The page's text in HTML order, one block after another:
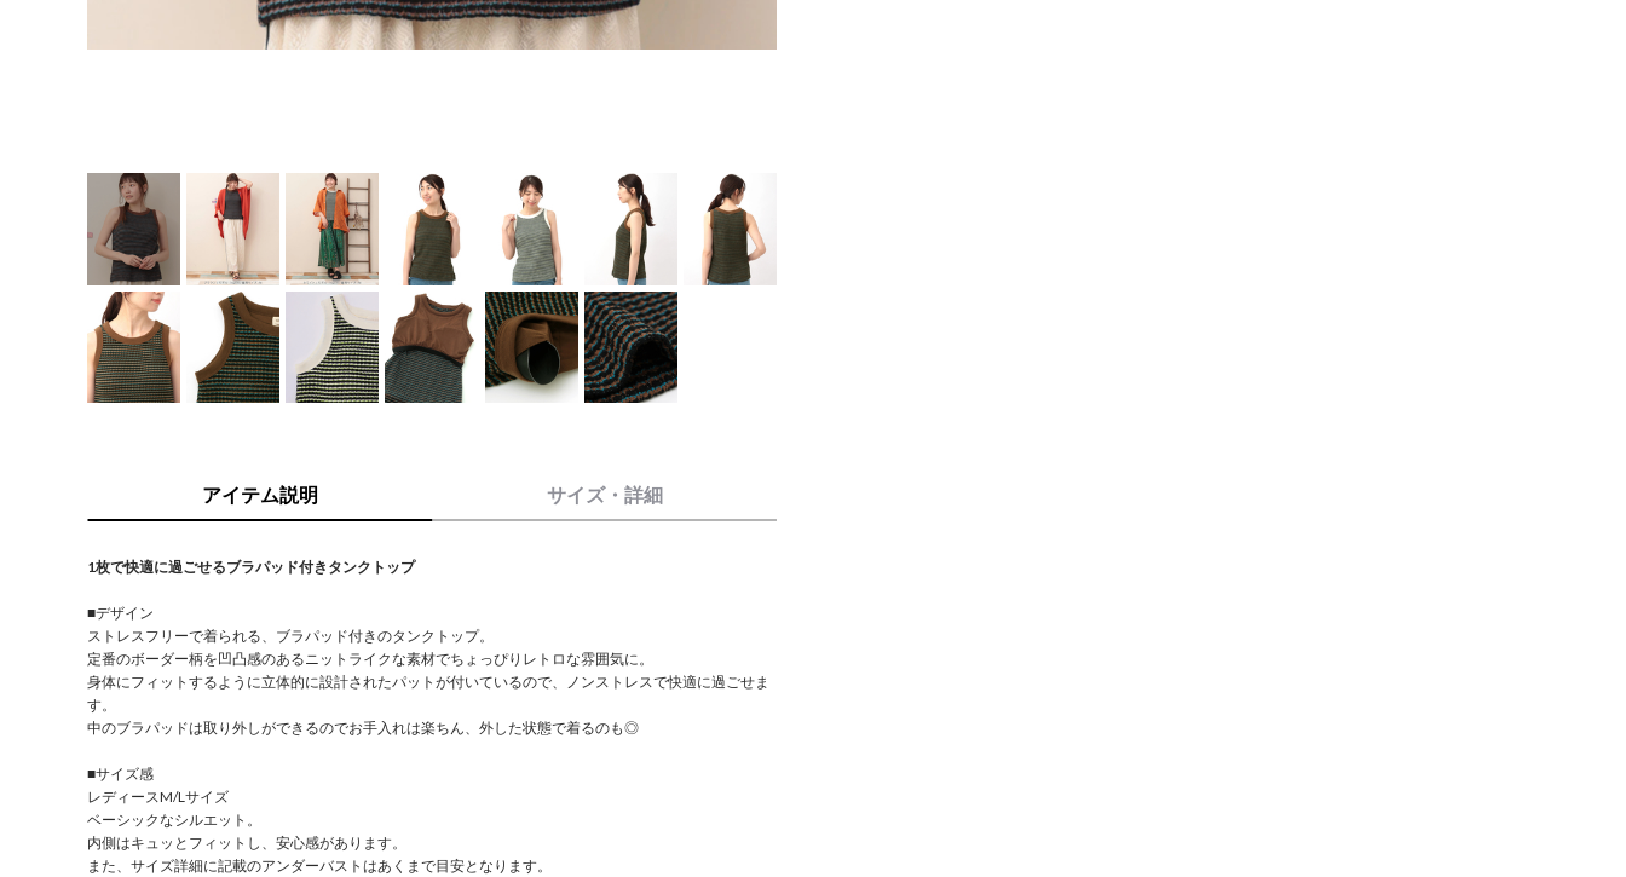
アイテム説明 サイズ・詳細
1枚で快適に過ごせるブラパッド付きタンクトップ
■デザイン
ストレスフリーで着られる、ブラパッド付きのタンクトップ。
定番のボーダー柄を凹凸感のあるニットライクな素材でちょっぴりレトロな雰囲気に。
身体にフィットするように立体的に設計されたパットが付いているので、ノンストレスで快適に過ごせま
す。
中のブラパッドは取り外しができるのでお手入れは楽ちん、外した状態で着るのも◎
■サイズ感
レディースM/Lサイズ
ベーシックなシルエット。
内側はキュッとフィットし、安心感があります。
また、サイズ詳細に記載のアンダーバストはあくまで目安となります。